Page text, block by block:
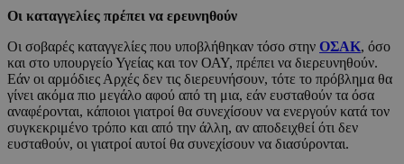
Οι καταγγελίες πρέπει να ερευνηθούν
Οι σοβαρές καταγγελίες που υποβλήθηκαν τόσο στην ΟΣΑΚ, όσο
και στο υπουργείο Υγείας και τον ΟΑΥ, πρέπει να διερευνηθούν.
Εάν οι αρμόδιες Αρχές δεν τις διερευνήσουν, τότε το πρόβλημα θα
γίνει ακόμα πιο μεγάλο αφού από τη μια, εάν ευσταθούν τα όσα
αναφέρονται, κάποιοι γιατροί θα συνεχίσουν να ενεργούν κατά τον
συγκεκριμένο τρόπο και από την άλλη, αν αποδειχθεί ότι δεν
ευσταθούν, οι γιατροί αυτοί θα συνεχίσουν να διασύρονται.